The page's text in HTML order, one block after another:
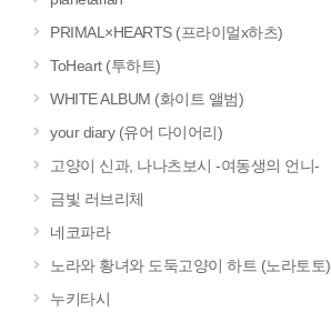
PRIMAL×HEARTS (프라이멀x하츠)
ToHeart (투하트)
WHITE ALBUM (화이트 앨범)
your diary (유어 다이어리)
고양이 신과, 나나츠보시 -여동생의 언니-
금빛 러브리체
네코파라
노라와 황녀와 도둑고양이 하트 (노라토토)
누키타시